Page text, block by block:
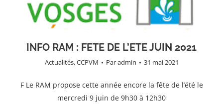
INFO RAM : FETE DE L’ETE JUIN 2021
Actualités,CCPVM Paradmin 31 mai 2021
F Le RAM propose cette année encore la fête de l’été le
mercredi 9 juin de 9h30 à 12h30